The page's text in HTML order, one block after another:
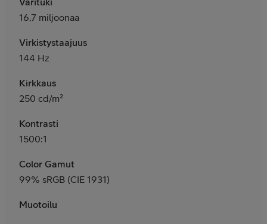
16,7 miljoonaa
Virkistystaajuus
144 Hz
Kirkkaus
250 cd/m²
Kontrasti
1500:1
Color Gamut
99% sRGB (CIE 1931)
Muotoilu